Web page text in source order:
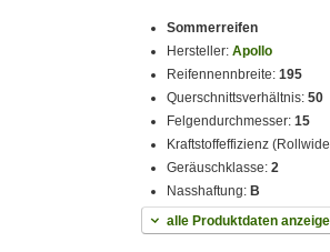
Sommerreifen
Hersteller:Apollo
Reifennennbreite:195
Querschnittsverhältnis:50
Felgendurchmesser:15
Kraftstoffeffizienz
Geräuschklasse:2
Nasshaftung: B
alle Produktdaten